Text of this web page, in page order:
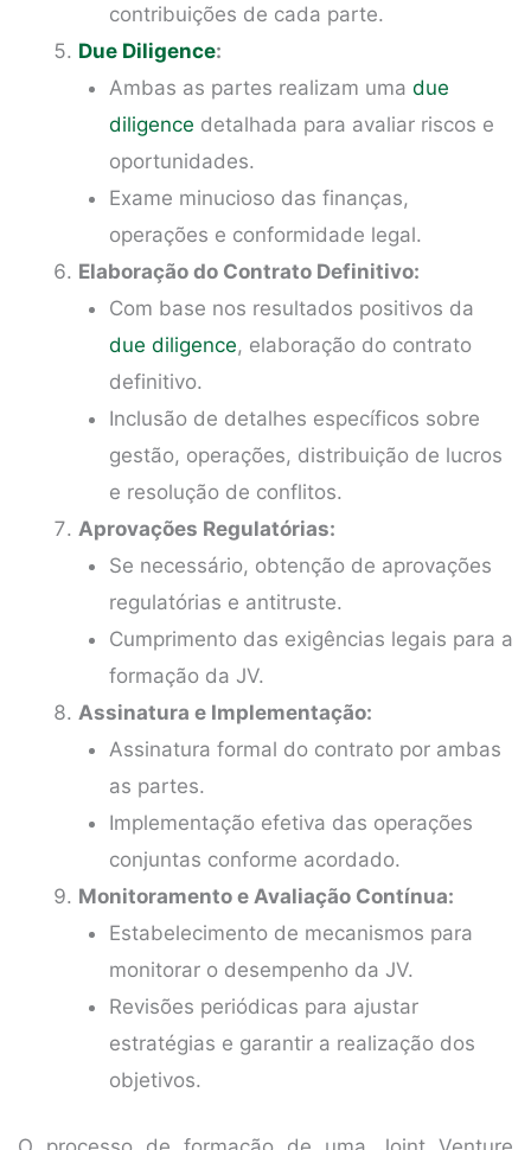
contribuições de cada parte.
Due Diligence:
Ambas as partes realizam uma due
diligence detalhada para avaliar riscos e
oportunidades.
Exame minucioso das finanças,
operações e conformidade legal.
Elaboração do Contrato Definitivo:
Com base nos resultados positivos da
due diligence, elaboração do contrato
definitivo.
Inclusão de detalhes específicos sobre
gestão, operações, distribuição de lucros
e resolução de conflitos.
Aprovações Regulatórias:
Se necessário, obtenção de aprovações
regulatórias e antitruste.
Cumprimento das exigências legais para a
formação da JV.
Assinatura e Implementação:
Assinatura formal do contrato por ambas
as partes.
Implementação efetiva das operações
conjuntas conforme acordado.
Monitoramento e Avaliação Contínua:
Estabelecimento de mecanismos para
monitorar o desempenho da JV.
Revisões periódicas para ajustar
estratégias e garantir a realização dos
objetivos.